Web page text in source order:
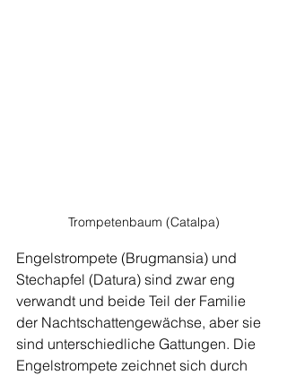
Trompetenbaum (Catalpa)
Engelstrompete (Brugmansia) und
Stechapfel (Datura) sind zwar eng
verwandt und beide Teil der Familie
der Nachtschattengewächse, aber sie
sind unterschiedliche Gattungen. Die
Engelstrompete zeichnet sich durch